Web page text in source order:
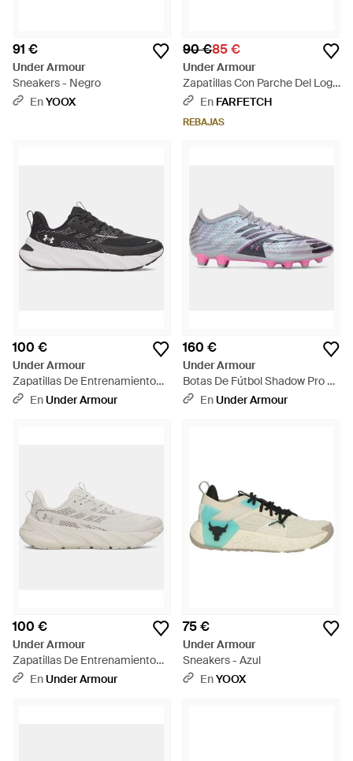
91 €
Under Armour
Sneakers - Negro
EnYOOX
90 €85 €
Under Armour
Zapatillas Con Parche Del Logo
- Blanco
En FARFETCH
REBAJAS
100 €
Under Armour
Zapatillas De Entrenamiento
Flx Tr Para Mujer Blanco Blanco
EnUnder Armour
160 €
Under Armour
Botas De Fútbol Shadow Pro 4
Ag Acero Metalico Plata Negro
EnUnder Armour
100 €
Under Armour
Zapatillas De Entrenamiento
Flx Tr Para Mujer Summit
EnUnder Armour
75 €
Under Armour
Sneakers - Azul
EnYOOX